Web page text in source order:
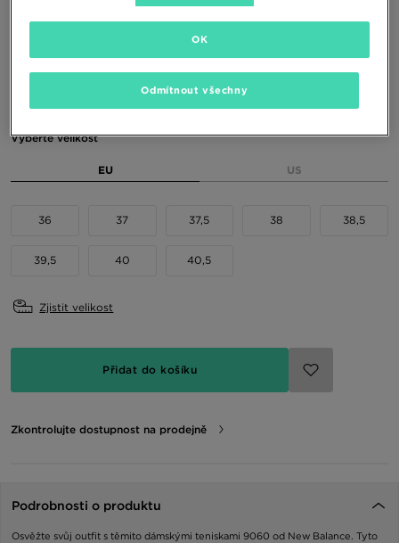
Vyberte velikost
EU US
36 37 37,5 38 38,5
39,5 40 40,5
Zjistit velikost
Přidat do košíku
Zkontrolujte dostupnost na prodejně
Podrobnosti o produktu
Osvěžte svůj outfit s těmito dámskými teniskami 9060 od New Balance. Tyto
Odmítnout všechny
OK